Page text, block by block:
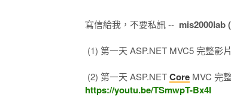
寫信給我，不要私訊 -- mis2000lab
(1) 第一天 ASP.NET MVC5 完整影
(2) 第一天 ASP.NETCore MVC 完
https://youtu.be/TSmwpT-Bx4I